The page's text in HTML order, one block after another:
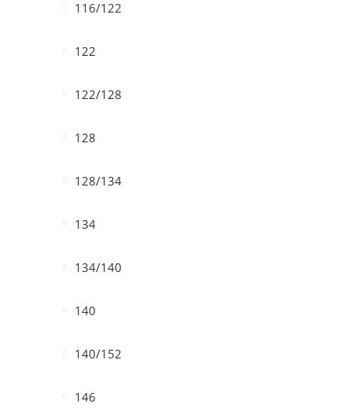
116/122
122
122/128
128
128/134
134
134/140
140
140/152
146